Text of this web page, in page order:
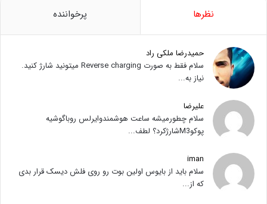
نظرها پرخواننده
حمیدرضا ملکی راد
سلام فقط به صورت Reverse charging میتونید شارژ کنید.
نیاز به...
علیرضا
سلام چطورمیشه ساعت هوشمندوایرلس روباگوشیه
پوکوM3شارژکرد؟ لطف...
iman
سلام باید از بایوس اولین بوت رو روی فلش دیسک قرار بدی
که از...